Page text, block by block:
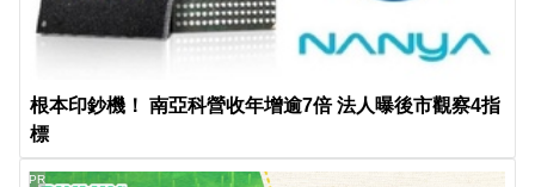
根本印鈔機！ 南亞科營收年增逾7倍 法人曝後市觀察4指
標
PR